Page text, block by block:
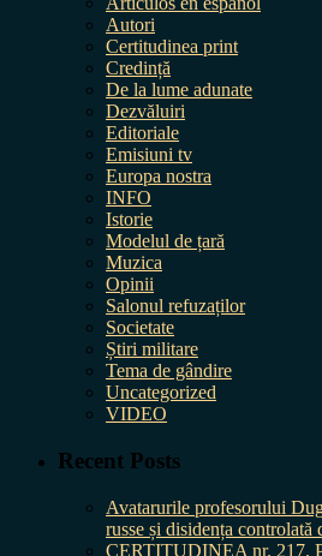
Autori
Certitudinea print
Credință
De la lume adunate
Dezvăluiri
Editoriale
Emisiuni tv
Europa nostra
INFO
Istorie
Modelul de țară
Muzica
Opinii
Salonul refuzaților
Societate
Știri militare
Tema de gândire
Uncategorized
VIDEO
Recent Posts
Avatarurile profesorului
russe și disidența
CERTITUDINEA nr. 217.